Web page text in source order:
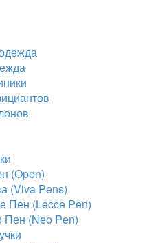
(Open)
(Viva Pens)
Пен (Lecce Pen)
Пен (Neo Pen)